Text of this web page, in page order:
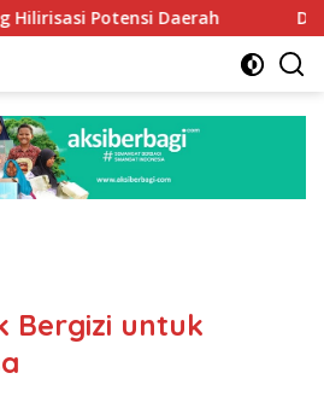
Daerah DPR Dorong
Bergizi untuk